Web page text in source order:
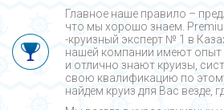
Главное наше правило –
что мы хорошо знаем.
-круизный эксперт № 1 в
нашей компании имеют опыт
и отлично знают круизы,
свою квалификацию по
найдем круиз для Вас везде,